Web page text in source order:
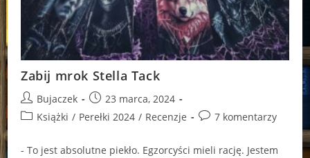
Zabij mrok Stella Tack
Post
author:
Bujaczek
Post
published:
23 marca, 2024
PostKsiążki / Perełki 2024 / Recenzje
Post7 komentarzy
- To jest absolutne piekło. Egzorcyści mieli rację. Jestem